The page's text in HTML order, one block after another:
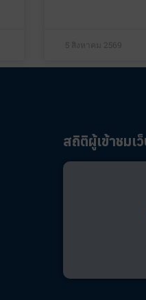
5 สิงหาคม 2569
สถิติผู้เข้าชมเ